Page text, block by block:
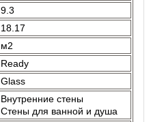
9.3
18.17
м2
Ready
Glass
Внутренние стены
Стены для ванной и душа